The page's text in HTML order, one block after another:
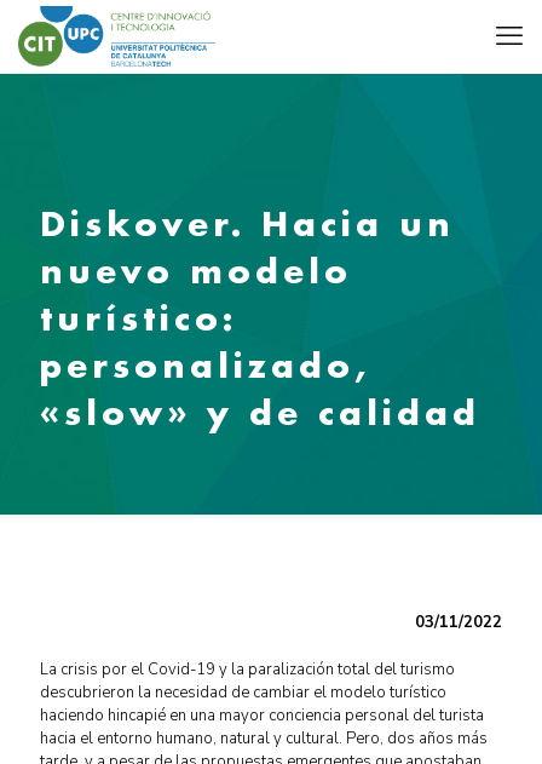
Diskover. Hacia un
nuevo modelo
turístico:
personalizado,
«slow» y de calidad
03/11/2022
La crisis por el Covid-19 y la paralización total del turismo
descubrieron la necesidad de cambiar el modelo turístico
haciendo hincapié en una mayor conciencia personal del turista
hacia el entorno humano, natural y cultural. Pero, dos años más